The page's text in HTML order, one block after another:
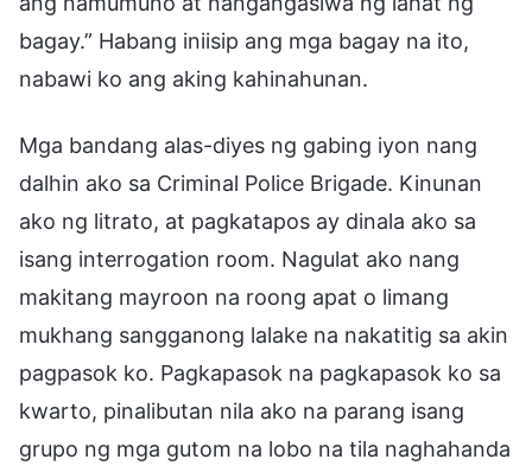
bagay.” Habang iniisip ang mga bagay na ito,
nabawi ko ang aking kahinahunan.
Mga bandang alas-diyes ng gabing iyon nang
dalhin ako sa Criminal Police Brigade. Kinunan
ako ng litrato, at pagkatapos ay dinala ako sa
isang interrogation room. Nagulat ako nang
makitang mayroon na roong apat o limang
mukhang sangganong lalake na nakatitig sa akin
pagpasok ko. Pagkapasok na pagkapasok ko sa
kwarto, pinalibutan nila ako na parang isang
grupo ng mga gutom na lobo na tila naghahanda